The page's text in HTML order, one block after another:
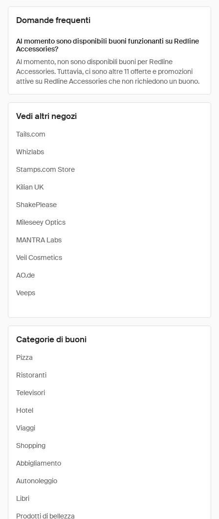
Vedi altri negozi
Tails.com
Whizlabs
Stamps.com Store
Kilian UK
ShakePlease
Mileseey Optics
MANTRA Labs
Veil Cosmetics
AO.de
Veeps
Categorie di buoni
Pizza
Ristoranti
Televisori
Hotel
Viaggi
Shopping
Abbigliamento
Autonoleggio
Libri
Prodotti di bellezza
Domande frequenti
Al momento sono disponibili buoni funzionanti su Redline
Accessories?
Al momento, non sono disponibili buoni per Redline
Accessories. Tuttavia, ci sono altre 11 offerte e promozioni
attive su Redline Accessories che non richiedono un buono.